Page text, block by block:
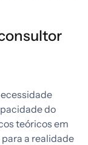
do
teóricos em
a realidade